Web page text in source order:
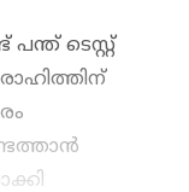
ടെസ്റ്റ്